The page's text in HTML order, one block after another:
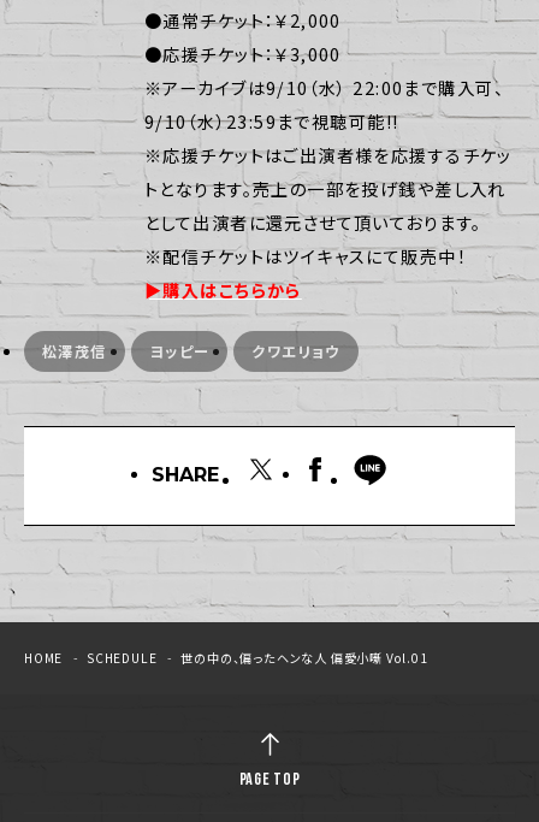
●通常チケット：￥2,000
●応援チケット：￥3,000
※アーカイブは9/10（水） 22:00まで購入可、
9/10（水）23:59まで視聴可能!!
※応援チケットはご出演者様を応援するチケッ
トとなります。売上の一部を投げ銭や差し入れ
として出演者に還元させて頂いております。
※配信チケットはツイキャスにて販売中！
︎︎▶︎購入はこちらから
松澤茂信 ヨッピー クワエリョウ
SHARE
HOME SCHEDULE 世の中の、偏ったヘンな人 偏愛小噺 Vol.01
PAGE TOP